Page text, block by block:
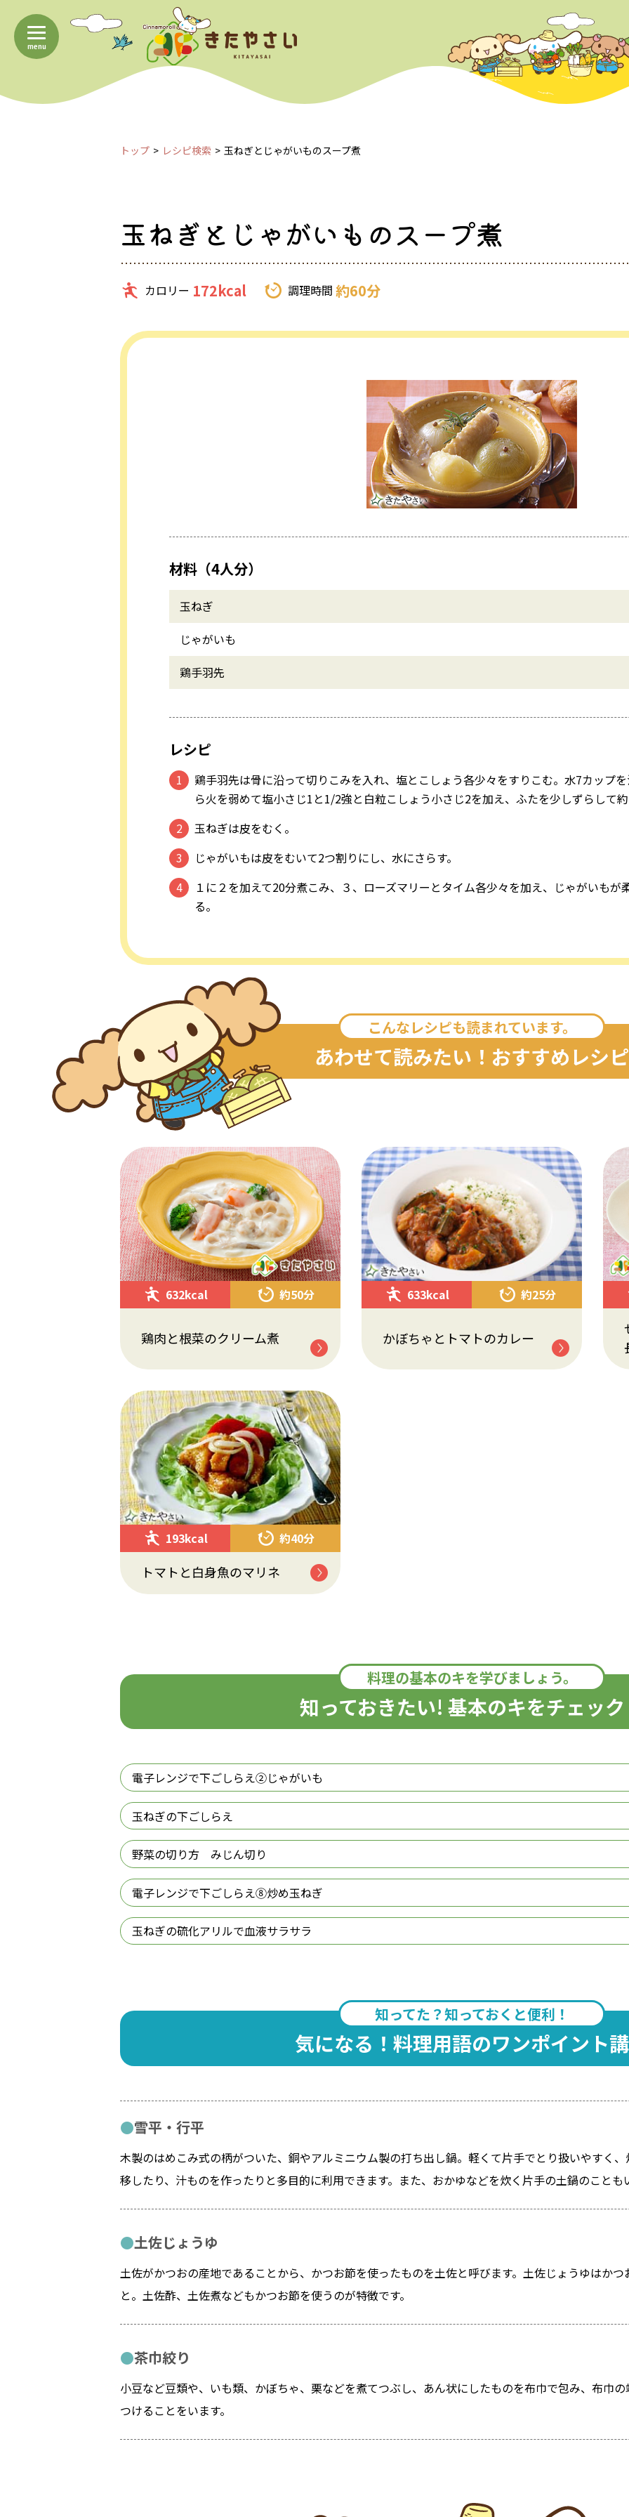
menu
トップ レシピ検索 玉ねぎとじゃがいものスープ煮
玉ねぎとじゃがいものスープ煮
カロリー 172kcal 調理時間 約60分
材料（4人分）
玉ねぎ
じゃがいも
鶏手羽先
レシピ
鶏手羽先は骨に沿って切りこみを入れ、塩とこしょう各少々をすりこむ。水7カップ
ら火を弱めて塩小さじ1と1/2強と白粒こしょう小さじ2を加え、ふたを少しずらして
玉ねぎは皮をむく。
じゃがいもは皮をむいて2つ割りにし、水にさらす。
１に２を加えて20分煮こみ、３、ローズマリーとタイム各少々を加え、じゃがいもが
る。
こんなレシピも読まれています。
あわせて読みたい！おすすめレシピ
632kcal 約50分
鶏肉と根菜のクリーム煮
633kcal 約25分
かぼちゃとトマトのカレー
193kcal 約40分
トマトと白身魚のマリネ
料理の基本のキを学びましょう。
知っておきたい! 基本のキをチェッ
電子レンジで下ごしらえ②じゃがいも
玉ねぎの下ごしらえ
野菜の切り方 みじん切り
電子レンジで下ごしらえ⑧炒め玉ねぎ
玉ねぎの硫化アリルで血液サラサラ
知ってた？知っておくと便利！
気になる！料理用語のワンポイント
雪平・行平
木製のはめこみ式の柄がついた、銅やアルミニウム製の打ち出し鍋。軽くて片手でとり扱いやすく
移したり、汁ものを作ったりと多目的に利用できます。また、おかゆなどを炊く片手の土鍋のことも
土佐じょうゆ
土佐がかつおの産地であることから、かつお節を使ったものを土佐と呼びます。土佐じょうゆはか
と。土佐酢、土佐煮などもかつお節を使うのが特徴です。
茶巾絞り
小豆など豆類や、いも類、かぼちゃ、栗などを煮てつぶし、あん状にしたものを布巾で包み、布巾
つけることをいます。